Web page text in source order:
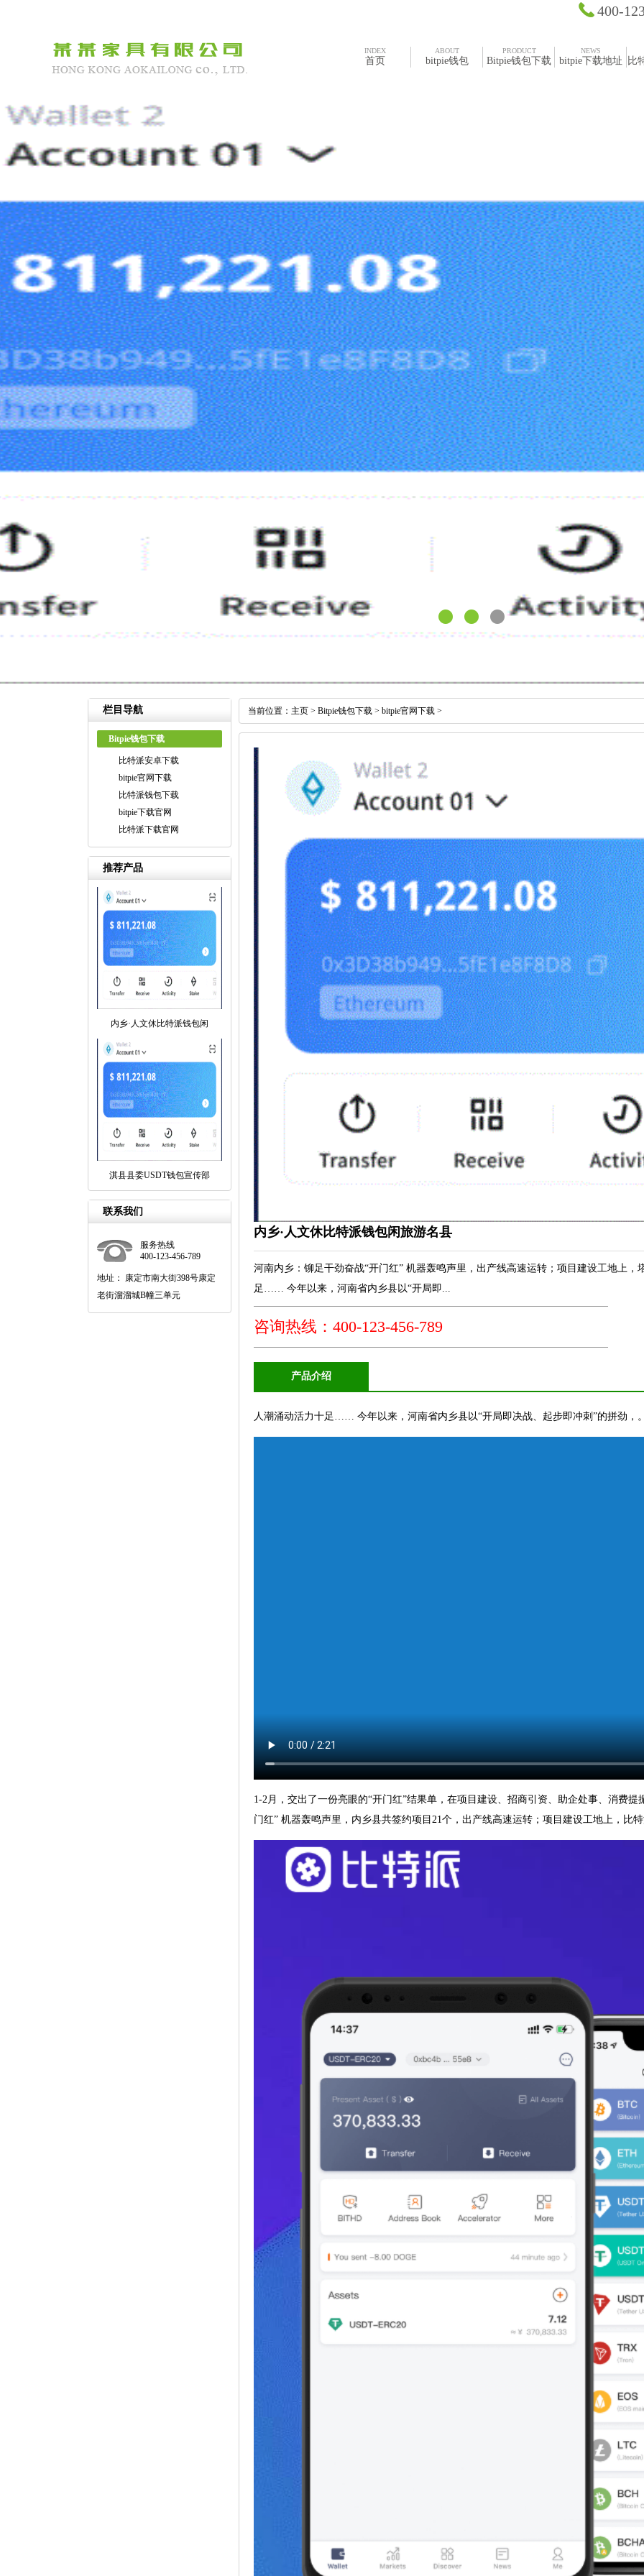
400-
INDEX
首页
ABOUT
bitpie钱包
PRODUCT
Bitpie钱包下载
NEWS
bitpie下载地址 比
栏目导航
Bitpie钱包下载
比特派安卓下载
bitpie官网下载
比特派钱包下载
bitpie下载官网
比特派下载官网
推荐产品
内乡·人文休比特派钱包闲
淇县县委USDT钱包宣传部
联系我们
服务热线
400-123-456-789
地址： 康定市南大街398号康定
老街溜溜城B幢三单元
当前位置： 主页 > Bitpie钱包下载 > bitpie官网下载 >
内乡·人文休比特派钱包闲旅游名县
河南内乡：铆足干劲奋战“开门红” 机器轰鸣声里，出产线高速运转；项目建设工地上
足…… 今年以来，河南省内乡县以“开局即...
咨询热线：400-123-456-789
产品介绍
人潮涌动活力十足…… 今年以来，河南省内乡县以“开局即决战、起步即冲刺”的拼劲，
1-2月，交出了一份亮眼的“开门红”结果单，在项目建设、招商引资、助企处事、消费
门红” 机器轰鸣声里，内乡县共签约项目21个，出产线高速运转；项目建设工地上，比